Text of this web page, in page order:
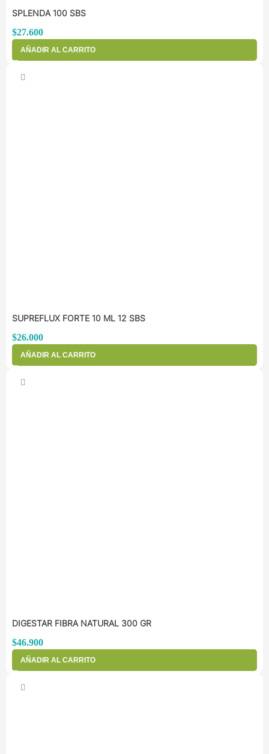
SPLENDA 100 SBS
$27.600
AÑADIR AL CARRITO
SUPREFLUX FORTE 10 ML 12 SBS
$26.000
AÑADIR AL CARRITO
DIGESTAR FIBRA NATURAL 300 GR
$46.900
AÑADIR AL CARRITO